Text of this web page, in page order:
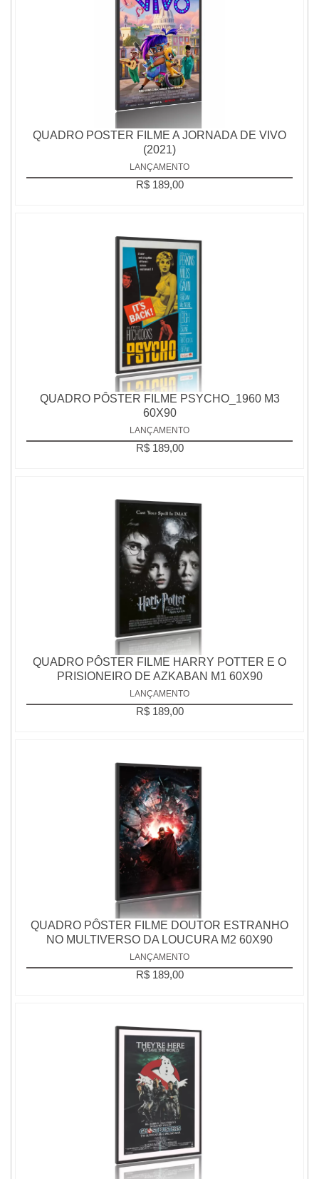
QUADRO POSTER FILME A JORNADA DE VIVO
(2021)
LANÇAMENTO
R$ 189,00
QUADRO PÔSTER FILME PSYCHO_1960 M3
60X90
LANÇAMENTO
R$ 189,00
QUADRO PÔSTER FILME HARRY POTTER E O
PRISIONEIRO DE AZKABAN M1 60X90
LANÇAMENTO
R$ 189,00
QUADRO PÔSTER FILME DOUTOR ESTRANHO
NO MULTIVERSO DA LOUCURA M2 60X90
LANÇAMENTO
R$ 189,00